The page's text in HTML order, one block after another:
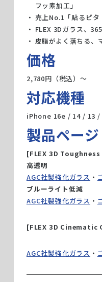
フッ素加工」
売上No.1「貼るピタ
FLEX 3Dガラス、
皮脂がよく落ちる、
価格
2,780円（税込）〜
対応機種
iPhone 16e / 14 / 13 /
製品ページ
[FLEX 3D
高透明
AGC社製強化ガラス ・
ブルーライト低減
AGC社製強化ガラス ・
[FLEX 3D Cinematic
AGC社製強化ガラス ・